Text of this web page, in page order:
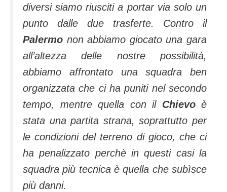
diversi siamo riusciti a portar via solo un
punto dalle due trasferte. Contro il
Palermo non abbiamo giocato una gara
all’altezza delle nostre possi­bilità,
abbiamo affrontato una squadra ben
organizzata che ci ha puniti nel secondo
tempo, mentre quella con il Chievo è
stata una partita strana, soprattutto per
le condizioni del terreno di gioco, che ci
ha penalizzato perchè in questi casi la
squadra più tecnica è quel­la che subìsce
più danni.